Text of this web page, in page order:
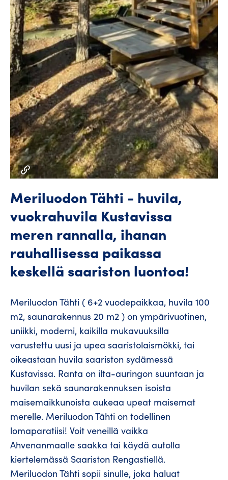
Meriluodon Tähti - huvila,
vuokrahuvila Kustavissa
meren rannalla, ihanan
rauhallisessa paikassa
keskellä saariston luontoa!
Meriluodon Tähti ( 6+2 vuodepaikkaa, huvila 100
m2, saunarakennus 20 m2 ) on ympärivuotinen,
uniikki, moderni, kaikilla mukavuuksilla
varustettu uusi ja upea saaristolaismökki, tai
oikeastaan huvila saariston sydämessä
Kustavissa. Ranta on ilta-auringon suuntaan ja
huvilan sekä saunarakennuksen isoista
maisemaikkunoista aukeaa upeat maisemat
merelle. Meriluodon Tähti on todellinen
lomaparatiisi! Voit veneillä vaikka
Ahvenanmaalle saakka tai käydä autolla
kiertelemässä Saariston Rengastiellä.
Meriluodon Tähti sopii sinulle, joka haluat